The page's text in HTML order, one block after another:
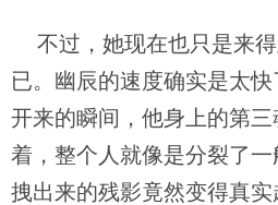
不过，她现在也只是来
已。幽辰的速度确实是太
开来的瞬间，他身上的第
着，整个人就像是分裂了
拽出来的残影竟然变得真